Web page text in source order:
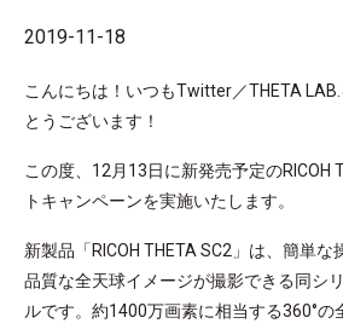
2019-11-18
こんにちは！いつもTwitter／THETA
とうございます！
この度、12月13日に新発売予定のRICOH
トキャンペーンを実施いたします。
新製品「RICOH THETA SC2」は、簡単
品質な全天球イメージが撮影できる同シ
ルです。約1400万画素に相当する360°の